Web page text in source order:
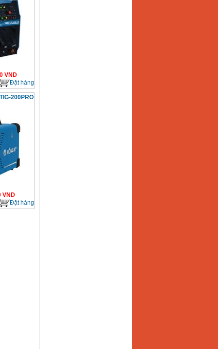
VND
Đặt hàng
200PRO
VND
Đặt hàng